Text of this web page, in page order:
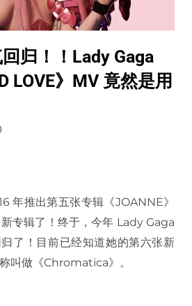
归！！Lady Gaga
LOVE》MV 竟然是用
年推出第五张专辑《JOANNE》
专辑了！终于，今年 Lady Gaga
了！目前已经知道她的第六张新
叫做《Chromatica》。